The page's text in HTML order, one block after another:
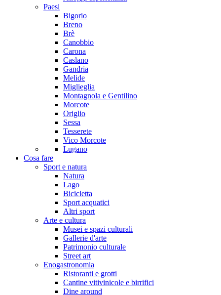
Paesi
Bigorio
Breno
Brè
Canobbio
Carona
Caslano
Gandria
Melide
Miglieglia
Montagnola e Gentilino
Morcote
Origlio
Sessa
Tesserete
Vico Morcote
Lugano
Cosa fare
Sport e natura
Natura
Lago
Bicicletta
Sport acquatici
Altri sport
Arte e cultura
Musei e spazi culturali
Gallerie d'arte
Patrimonio culturale
Street art
Enogastronomia
Ristoranti e grotti
Cantine vitivinicole e birrifici
Dine around